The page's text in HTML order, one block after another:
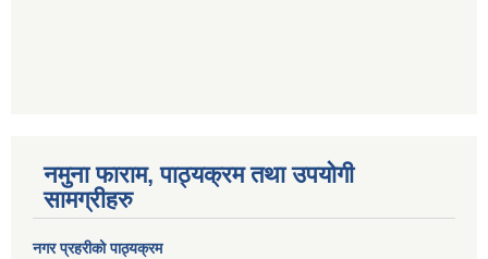
नमुना फाराम, पाठ्यक्रम तथा उपयोगी
सामग्रीहरु
नगर प्रहरीको पाठ्यक्रम